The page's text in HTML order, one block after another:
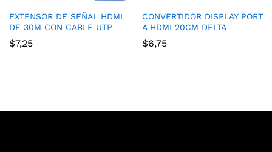
EXTENSOR DE SEÑAL HDMI
DE 30M CON CABLE UTP
$7,25
CONVERTIDOR DISPLAY PORT
A HDMI 20CM DELTA
$6,75